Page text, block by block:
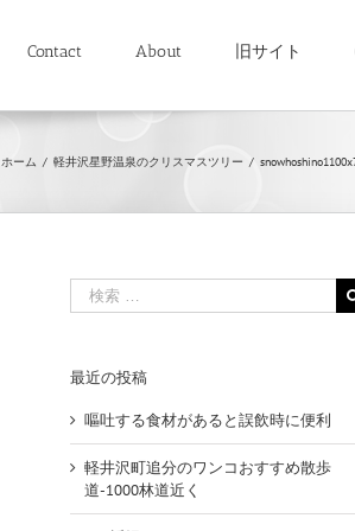
Contact About 旧サイト
ホーム / 軽井沢星野温泉のクリスマスツリー /
索
最近の投稿
嘔吐する食材があると誤飲時に便利
軽井沢町追分のワンコおすすめ散歩
道-1000林道近く